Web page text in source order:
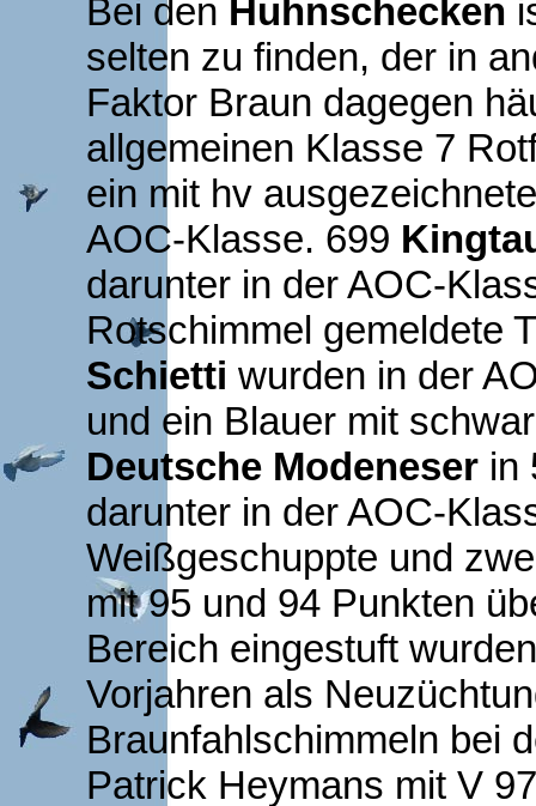
Bei den Huhnschecken
selten zu finden, der in
Faktor Braun dagegen
allgemeinen Klasse 7
ein mit hv
AOC-Klasse. 699
darunter in der AOC-
Rotschimmel gemeldete
Schietti wurden in der
und ein Blauer mit
Deutsche Modeneser in
darunter in der AOC-
Weißgeschuppte und
mit 95 und 94 Punkten
Bereich eingestuft
Vorjahren als
Braunfahlschimmeln bei
Patrick Heymans mit V